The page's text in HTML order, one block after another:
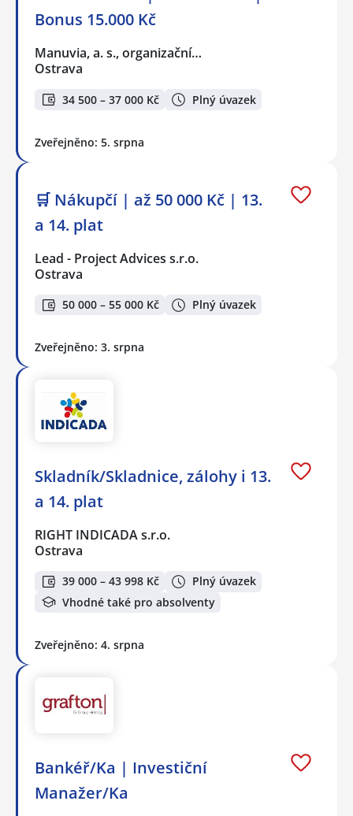
Bonus 15.000 Kč
Manuvia, a. s., organizační…
Ostrava
34 500 – 37 000 Kč Plný úvazek
Zveřejněno: 5. srpna
🛒 Nákupčí | až 50 000 Kč | 13.
a 14. plat
Lead - Project Advices s.r.o.
Ostrava
50 000 – 55 000 Kč Plný úvazek
Zveřejněno: 3. srpna
Skladník/Skladnice, zálohy i 13.
a 14. plat
RIGHT INDICADA s.r.o.
Ostrava
39 000 – 43 998 Kč
Plný úvazek
Vhodné také pro absolventy
Zveřejněno: 4. srpna
Bankéř/Ka | Investiční
Manažer/Ka